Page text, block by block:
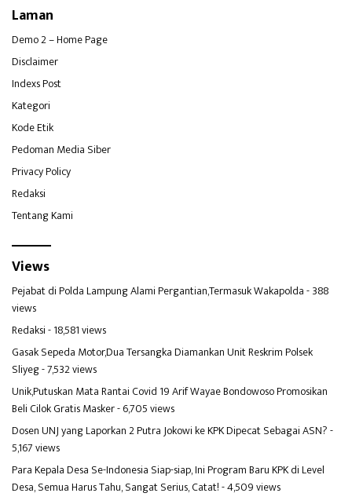
Laman
Demo 2 – Home Page
Disclaimer
Indexs Post
Kategori
Kode Etik
Pedoman Media Siber
Privacy Policy
Redaksi
Tentang Kami
Views
Pejabat di Polda Lampung Alami Pergantian,Termasuk Wakapolda- 388
views
Redaksi- 18,581 views
Gasak Sepeda Motor,Dua Tersangka Diamankan Unit Reskrim Polsek
Sliyeg- 7,532 views
Unik,Putuskan Mata Rantai Covid 19 Arif Wayae Bondowoso Promosikan
Beli Cilok Gratis Masker- 6,705 views
Dosen UNJ yang Laporkan 2 Putra Jokowi ke KPK Dipecat Sebagai ASN?-
5,167 views
Para Kepala Desa Se-Indonesia Siap-siap, Ini Program Baru KPK di Level
Desa, Semua Harus Tahu, Sangat Serius, Catat!- 4,509 views